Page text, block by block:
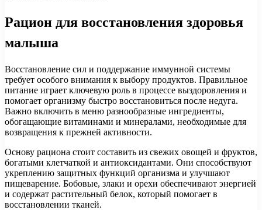
Рацион для восстановления здоровья
малыша
Восстановление сил и поддержание иммунной системы
требует особого внимания к выбору продуктов. Правильное
питание играет ключевую роль в процессе выздоровления и
помогает организму быстро восстановиться после недуга.
Важно включить в меню разнообразные ингредиенты,
обогащающие витаминами и минералами, необходимые для
возвращения к прежней активности.
Основу рациона стоит составить из свежих овощей и фруктов,
богатыми клетчаткой и антиоксидантами. Они способствуют
укреплению защитных функций организма и улучшают
пищеварение. Бобовые, злаки и орехи обеспечивают энергией
и содержат растительный белок, который помогает в
восстановлении тканей.